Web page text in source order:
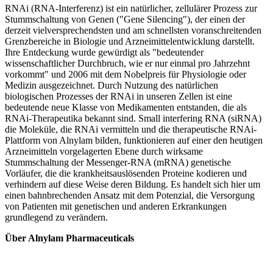
RNAi (RNA-Interferenz) ist ein natürlicher, zellulärer Prozess zur
Stummschaltung von Genen ("Gene Silencing"), der einen der
derzeit vielversprechendsten und am schnellsten voranschreitenden
Grenzbereiche in Biologie und Arzneimittelentwicklung darstellt.
Ihre Entdeckung wurde gewürdigt als "bedeutender
wissenschaftlicher Durchbruch, wie er nur einmal pro Jahrzehnt
vorkommt" und 2006 mit dem Nobelpreis für Physiologie oder
Medizin ausgezeichnet. Durch Nutzung des natürlichen
biologischen Prozesses der RNAi in unseren Zellen ist eine
bedeutende neue Klasse von Medikamenten entstanden, die als
RNAi-Therapeutika bekannt sind. Small interfering RNA (siRNA)
die Moleküle, die RNAi vermitteln und die therapeutische RNAi-
Plattform von Alnylam bilden, funktionieren auf einer den heutigen
Arzneimitteln vorgelagerten Ebene durch wirksame
Stummschaltung der Messenger-RNA (mRNA) genetische
Vorläufer, die die krankheitsauslösenden Proteine kodieren und
verhindern auf diese Weise deren Bildung. Es handelt sich hier um
einen bahnbrechenden Ansatz mit dem Potenzial, die Versorgung
von Patienten mit genetischen und anderen Erkrankungen
grundlegend zu verändern.
Über Alnylam Pharmaceuticals